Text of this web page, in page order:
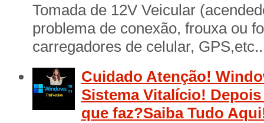
Tomada de 12V Veicular
problema de conexão, frouxa ou
carregadores de celular,
Cuidado Atenção!
Sistema Vitalício! Depois
que faz?Saiba Tudo